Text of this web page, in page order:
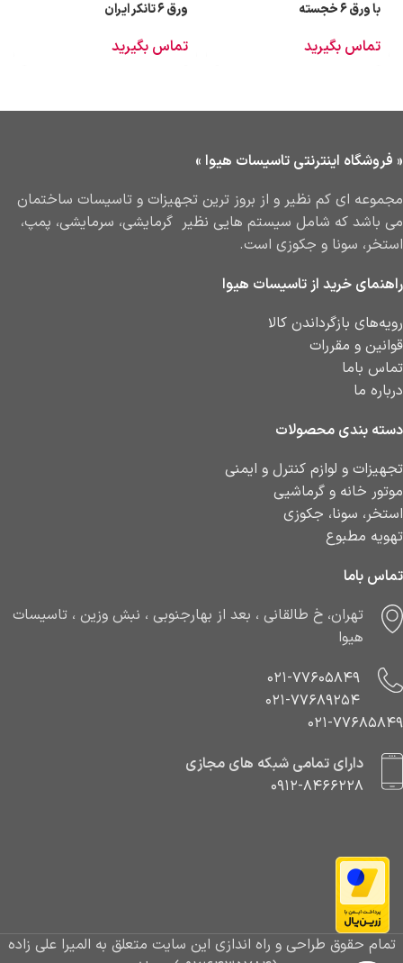
با ورق 6 خجسته
تماس بگیرید
ورق 6 تانکر ایران
تماس بگیرید
« فروشگاه اینترنتی تاسیسات هیوا »
مجموعه ای کم نظیر و از بروز ترین تجهیزات و تاسیسات ساختمان
می باشد که شامل سیستم هایی نظیر گرمایشی، سرمایشی، پمپ،
استخر، سونا و جکوزی است.
راهنمای خرید از تاسیسات هیوا
رویه‌های بازگرداندن کالا
قوانین و مقررات
تماس باما
درباره ما
دسته بندی محصولات
تجهیزات و لوازم کنترل و ایمنی
موتور خانه و گرماشیی
استخر، سونا، جکوزی
تهویه مطبوع
تماس باما
تهران، خ طالقانی ، بعد از بهارجنوبی ، نبش وزین ، تاسیسات
هیوا
021-77605849
021-77689254
021-77685849
دارای تمامی شبکه های مجازی
0912-8466228
تمام حقوق طراحی و راه اندازی این سایت متعلق به المیرا علی زاده